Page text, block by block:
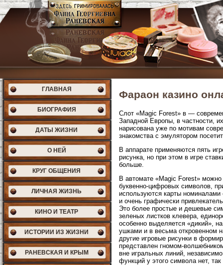
ГЛАВНАЯ
БИОГРАФИЯ
ДАТЫ ЖИЗНИ
О НЕЙ
КРУГ ОБЩЕНИЯ
ЛИЧНАЯ ЖИЗНЬ
КИНО И ТЕАТР
ИСТОРИИ ИЗ ЖИЗНИ
РАНЕВСКАЯ И КРЫМ
Фараон казино
Слот «Magic Forest» в —
Западной Европы, в частности,
нарисована уже по мотивам
знакомства с эмулятором
В аппарате применяются пять
рисунка, но при этом в игре
больше.
В автомате «Magic Forest»
буквенно-цифровых символов,
используются карты
и очень графически
Это более простые и дешевые
зеленых листков клевера,
особенно выделяется «дикий»,
ушками и в весьма откровенном
другие игровые рисунки в
представлен гномом-
вне игральных линий,
функций у этого символа нет,